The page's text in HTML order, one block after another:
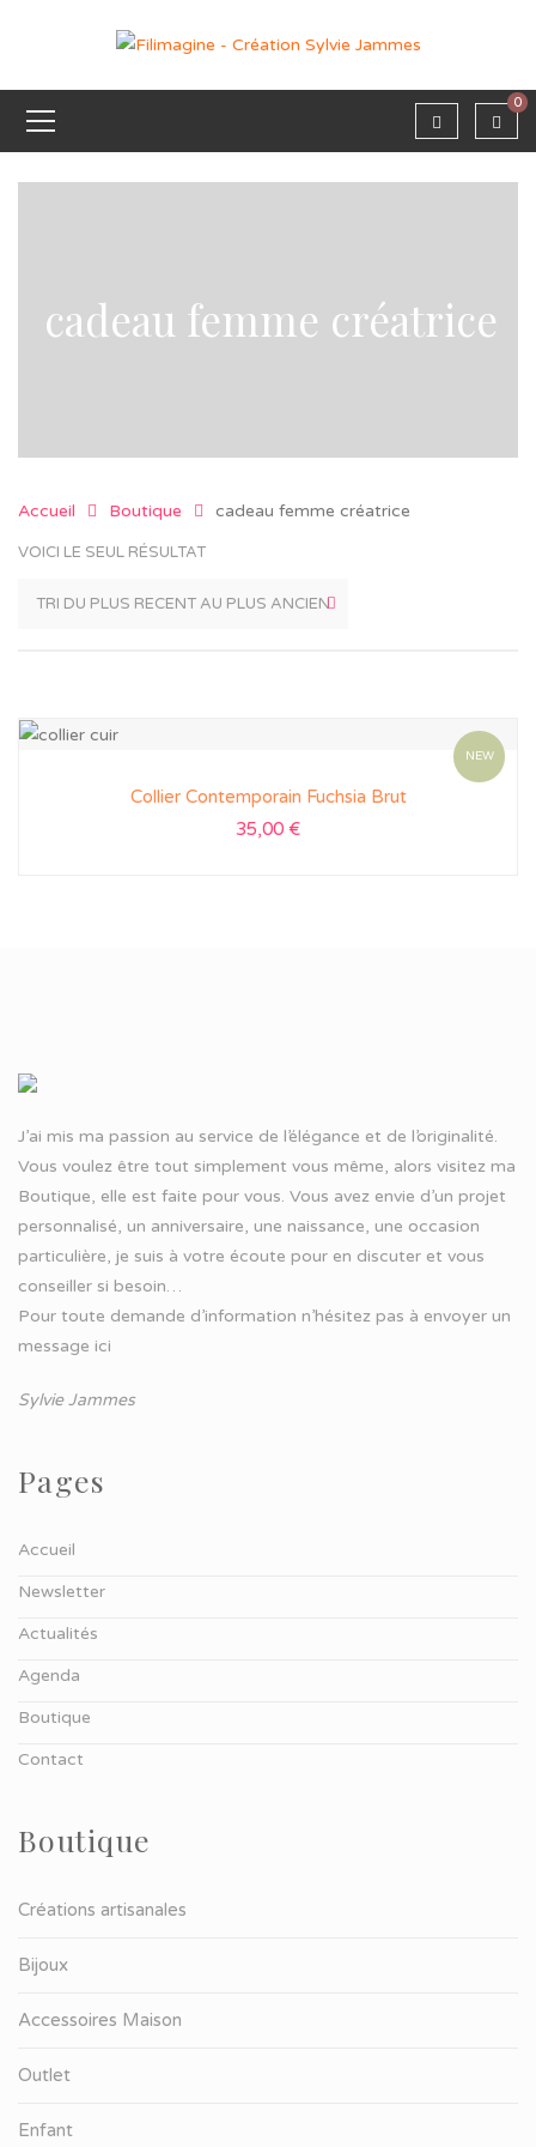
0
cadeau femme créatrice
Accueil Boutique cadeau femme créatrice
VOICI LE SEUL RÉSULTAT
NEW
Collier Contemporain Fuchsia Brut
35,00 €
J’ai mis ma passion au service de l’élégance et de l’originalité.
Vous voulez être tout simplement vous même, alors visitez ma
Boutique, elle est faite pour vous. Vous avez envie d’un projet
personnalisé, un anniversaire, une naissance, une occasion
particulière, je suis à votre écoute pour en discuter et vous
conseiller si besoin…
Pour toute demande d’information n’hésitez pas à envoyer un
message ici
Sylvie Jammes
Pages
Accueil
Newsletter
Actualités
Agenda
Boutique
Contact
Boutique
Créations artisanales
Bijoux
Accessoires Maison
Outlet
Enfant